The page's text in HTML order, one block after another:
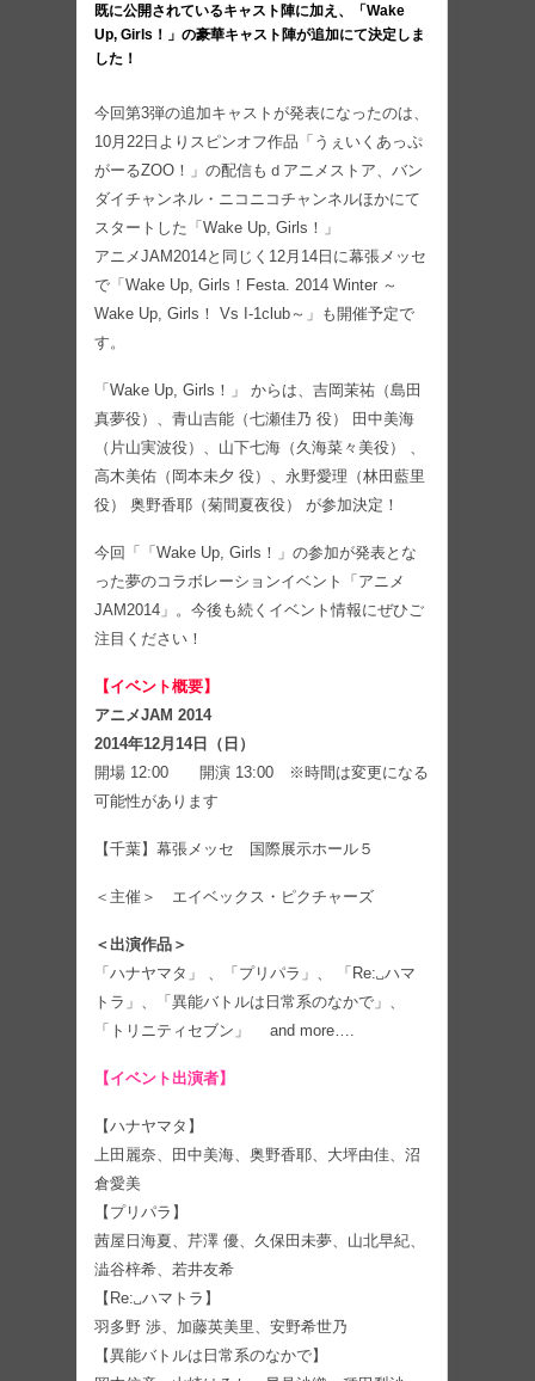
既に公開されているキャスト陣に加え、「Wake
Up, Girls！」の豪華キャスト陣が追加にて決定しま
した！
今回第3弾の追加キャストが発表になったのは、
10月22日よりスピンオフ作品「うぇいくあっぷ
がーるZOO！」の配信もｄアニメストア、バン
ダイチャンネル・ニコニコチャンネルほかにて
スタートした「Wake Up, Girls！」
アニメJAM2014と同じく12月14日に幕張メッセ
で「Wake Up, Girls！Festa. 2014 Winter ～
Wake Up, Girls！ Vs I-1club～」も開催予定で
す。
「Wake Up, Girls！」 からは、吉岡茉祐（島田
真夢役）、青山吉能（七瀬佳乃 役） 田中美海
（片山実波役）、山下七海（久海菜々美役） 、
高木美佑（岡本未夕 役）、永野愛理（林田藍里
役） 奥野香耶（菊間夏夜役） が参加決定！
今回「「Wake Up, Girls！」の参加が発表とな
った夢のコラボレーションイベント「アニメ
JAM2014」。今後も続くイベント情報にぜひご
注目ください！
【イベント概要】
アニメJAM 2014
2014年12月14日（日）
開場 12:00 開演 13:00 ※時間は変更になる
可能性があります
【千葉】幕張メッセ 国際展示ホール５
＜主催＞ エイベックス・ピクチャーズ
＜出演作品＞
「ハナヤマタ」 、「プリパラ」、 「Re:␣ハマ
トラ」、「異能バトルは日常系のなかで」、
「トリニティセブン」 and more….
【イベント出演者】
【ハナヤマタ】
上田麗奈、田中美海、奥野香耶、大坪由佳、沼
倉愛美
【プリパラ】
茜屋日海夏、芹澤 優、久保田未夢、山北早紀、
澁谷梓希、若井友希
【Re:␣ハマトラ】
羽多野 渉、加藤英美里、安野希世乃
【異能バトルは日常系のなかで】